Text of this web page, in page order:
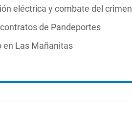
eléctrica y combate del crimen
de Pandeportes
en Las Mañanitas